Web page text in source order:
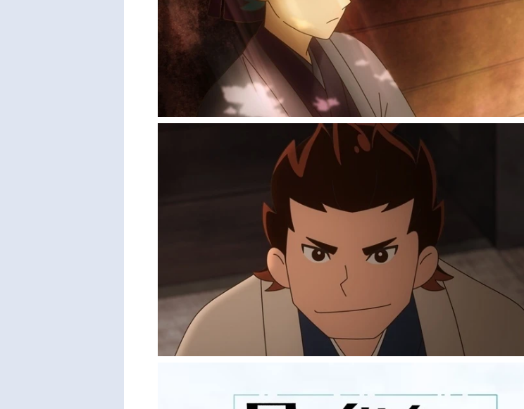
高橋美紀のおんぷの気持ち
♪ in アニメイトタイムズ